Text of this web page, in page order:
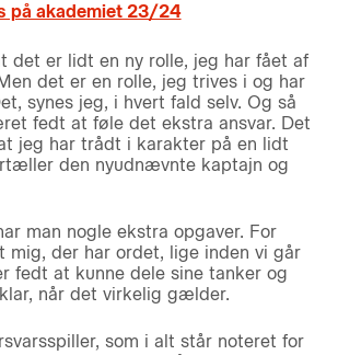
på akademiet 23/24
det er lidt en ny rolle, jeg har fået af
det er en rolle, jeg trives i og har
synes jeg, i hvert fald selv. Og så
fedt at føle det ekstra ansvar. Det
jeg har trådt i karakter på en lidt
den nyudnævnte kaptajn og
man nogle ekstra opgaver. For
mig, der har ordet, lige inden vi går
fedt at kunne dele sine tanker og
når det virkelig gælder.
som i alt står noteret for